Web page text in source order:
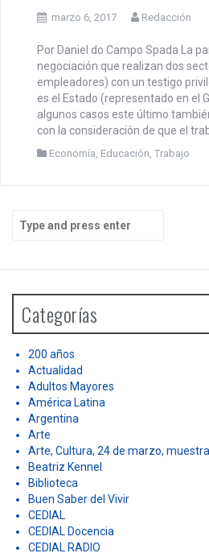
Por Daniel do Campo Spada La
negociación que realizan dos
empleadores) con un testigo
es el Estado (representado en el
algunos casos este último
c
r
Categorías
200 años
Actualidad
Adultos Mayores
América Latina
Argentina
Arte
Arte, Cultura, 24 de marzo, muestra
Beatriz Kennel
Biblioteca
Buen Saber del Vivir
CEDIAL
CEDIAL Docencia